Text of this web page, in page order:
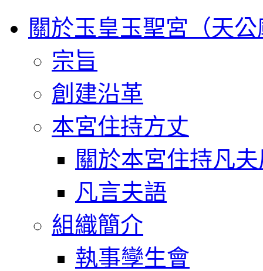
關於玉皇玉聖宮（天
宗旨
創建沿革
本宮住持方丈
關於本宮住持凡
凡言夫語
組織簡介
執事孿生會